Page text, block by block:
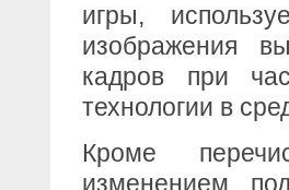
игры,
изображения
кадров при
технологии в
Кроме
изменением